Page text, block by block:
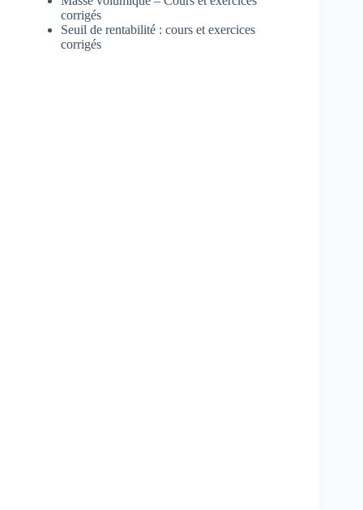
corrigés
Seuil de rentabilité : cours et exercices
corrigés